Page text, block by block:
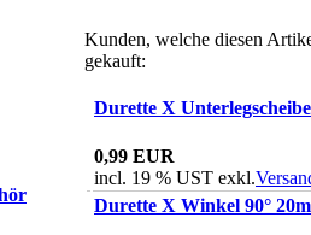
Kunden, welche diesen
gekauft:
Durette X
0,99 EUR
incl. 19 % UST exkl.
Durette X Winkel 90°